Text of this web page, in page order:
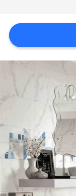
LIÊN
HỆ
CHÚNG
TÔI
YÊU
CẦU
ĐẶT
GIÁ